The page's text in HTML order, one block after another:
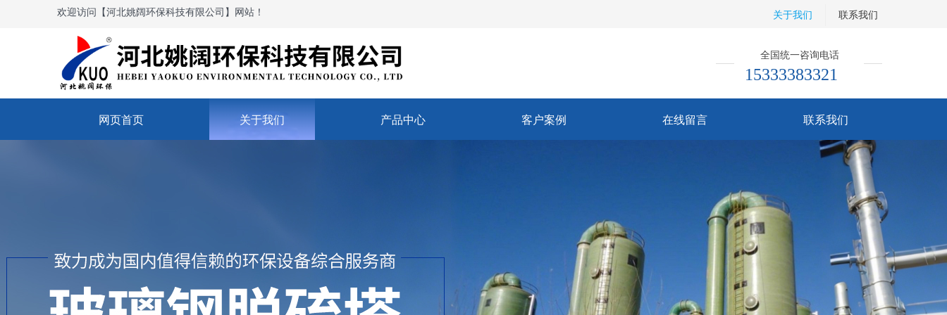
欢迎访问【河北姚阔环保科技有限公司】网站！ 关于我们 联系我们
全国统一咨询电话
15333383321
网页首页 关于我们 产品中心 客户案例 在线留言 联系我们